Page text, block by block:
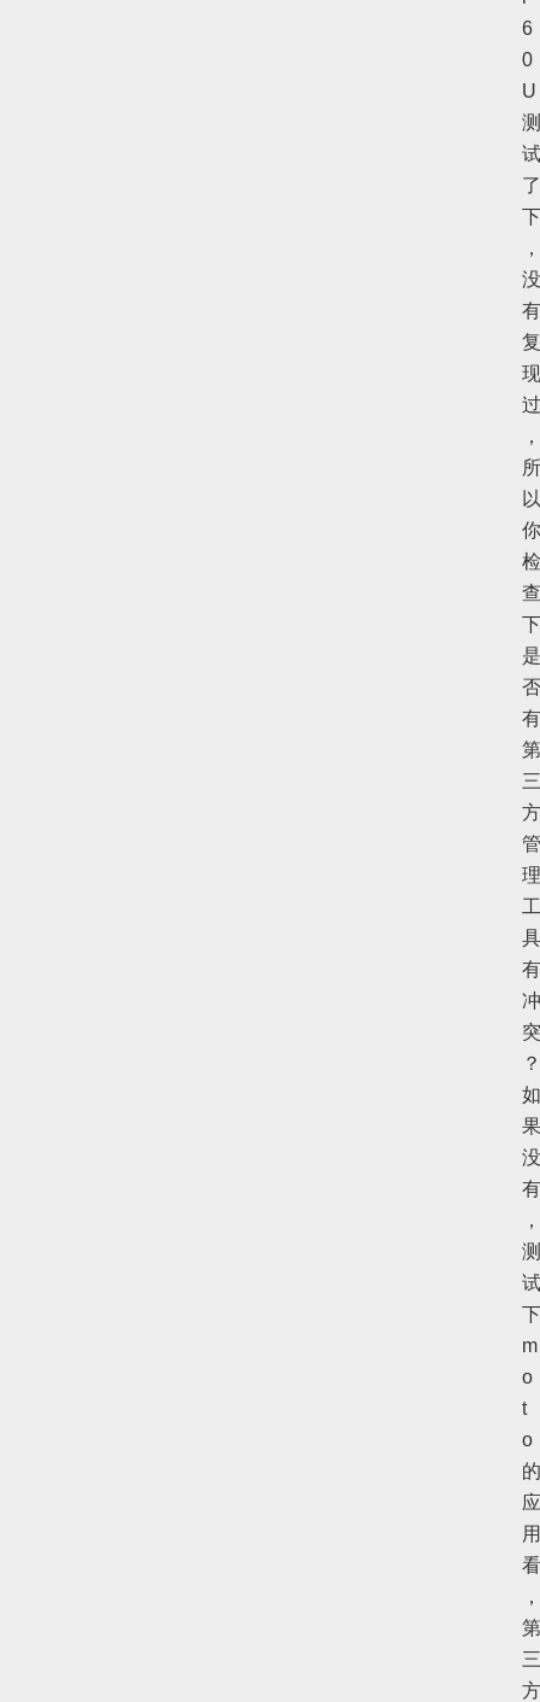
6
0
U
测
试
了
下
，
没
有
复
现
过
，
所
以
你
检
查
下
是
否
有
第
三
方
管
理
工
具
有
冲
突
？
如
果
没
有
，
测
试
下
m
o
t
o
的
应
用
看
，
第
三
方